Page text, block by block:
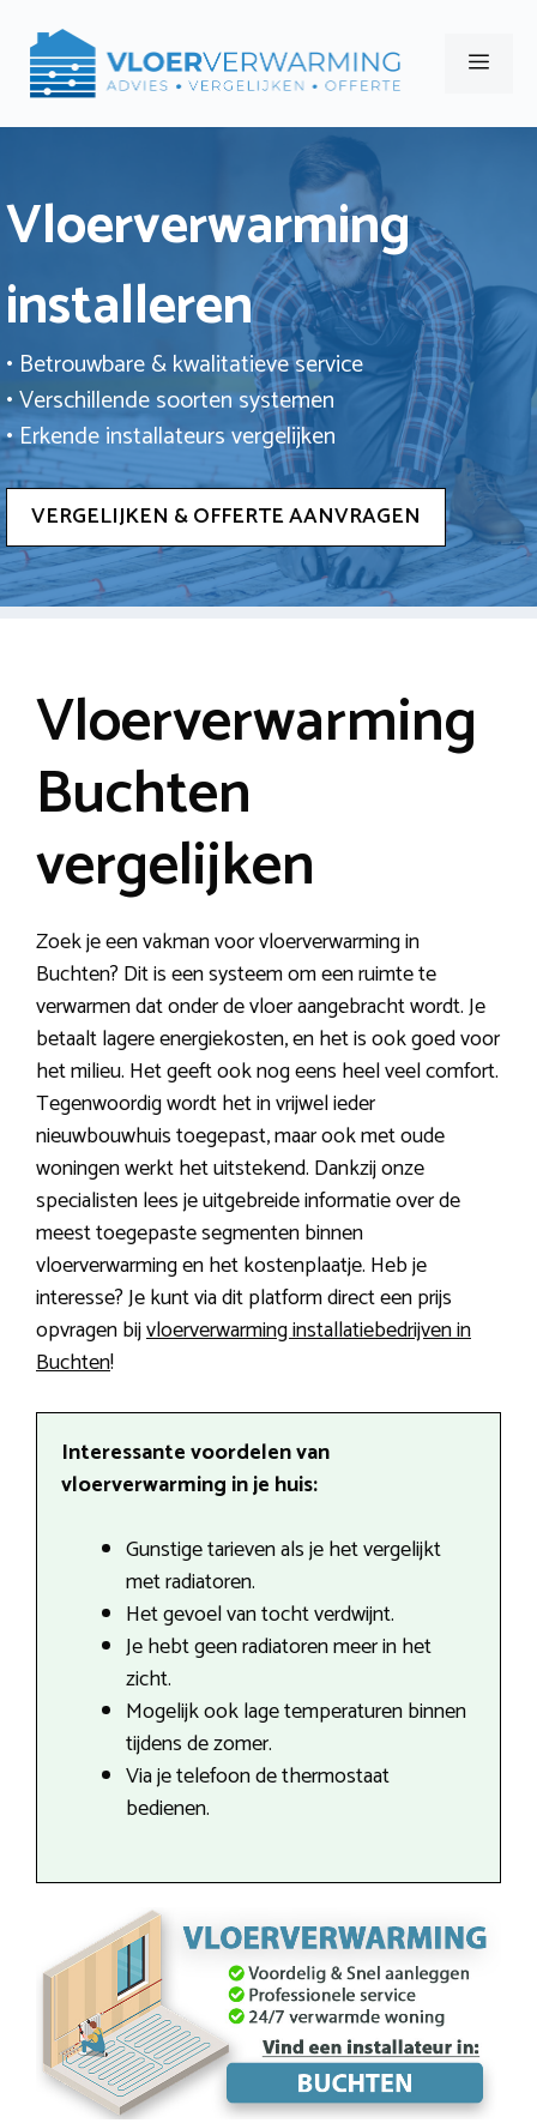
naar
Menu
Vloerverwarming
installeren
• Betrouwbare & kwalitatieve service
• Verschillende soorten systemen
• Erkende installateurs vergelijken
VERGELIJKEN & OFFERTE AANVRAGEN
Vloerverwarming
Buchten
vergelijken
Zoek je een vakman voor vloerverwarming in
Buchten? Dit is een systeem om een ruimte te
verwarmen dat onder de vloer aangebracht wordt. Je
betaalt lagere energiekosten, en het is ook goed voor
het milieu. Het geeft ook nog eens heel veel comfort.
Tegenwoordig wordt het in vrijwel ieder
nieuwbouwhuis toegepast, maar ook met oude
woningen werkt het uitstekend. Dankzij onze
specialisten lees je uitgebreide informatie over de
meest toegepaste segmenten binnen
vloerverwarming en het kostenplaatje. Heb je
interesse? Je kunt via dit platform direct een prijs
opvragen bijvloerverwarming installatiebedrijven in
Buchten!
Interessante voordelen van
vloerverwarming in je huis:
Gunstige tarieven als je het vergelijkt
met radiatoren.
Het gevoel van tocht verdwijnt.
Je hebt geen radiatoren meer in het
zicht.
Mogelijk ook lage temperaturen binnen
tijdens de zomer.
Via je telefoon de thermostaat
bedienen.